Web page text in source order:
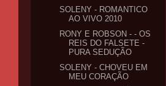
SOLENY - ROMANTICO
AO VIVO 2010
RONY E ROBSON - - OS
REIS DO FALSETE -
PURA SEDUÇÃO
SOLENY - CHOVEU EM
MEU CORAÇÃO